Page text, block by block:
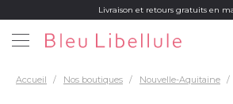
Livraison et retours gratuits en
Accueil Nos boutiques Nouvelle-Aquitaine